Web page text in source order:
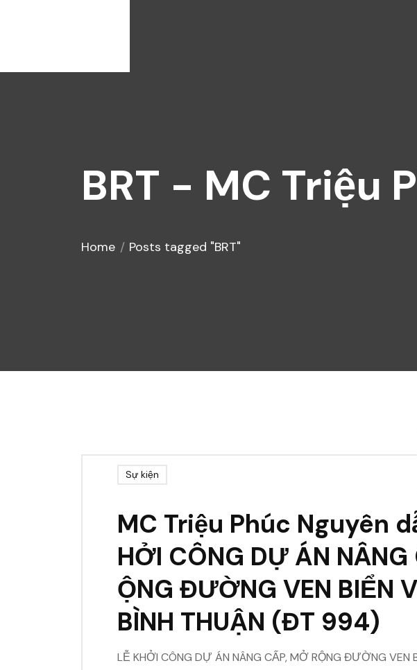
BRT - MC Triệu
Home Posts tagged "BRT"
Sự kiện
MC Triệu Phúc Nguyên
HỞI CÔNG DỰ ÁN NÂNG
ỘNG ĐƯỜNG VEN BIỂN
BÌNH THUẬN (ĐT 994)
LỄ KHỞI CÔNG DỰ ÁN NÂNG CẤP, MỞ RỘNG ĐƯỜNG VEN